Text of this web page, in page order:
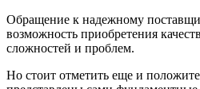
Обращение к надежному
возможность приобретения
сложностей и проблем.
Но стоит отметить еще и